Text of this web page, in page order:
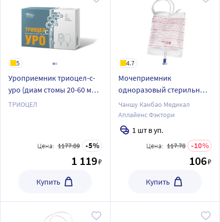
5
Уроприемник триоцел-с-
уро (диам стомы 20-60 мм)
5 шт.
ТРИОЦЕЛ
Цена: 1177.89 5
1 119₽
Купить
4.7
Мочеприемник
одноразовый стерильный
с крестовым краном с
приводной трубкой 2000
мл
Чаншу Канбао Медикал
Аплайенс Фэктори
1 шт в уп.
Цена: 117.78 10
106₽
Купить